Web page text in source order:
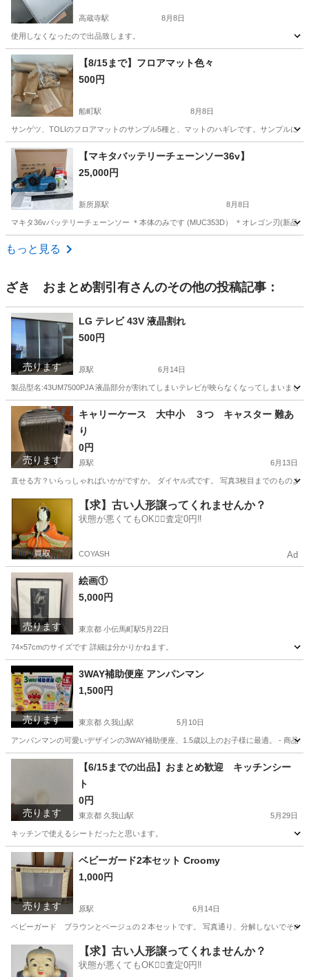
高蔵寺駅 8月8日
使用しなくなったので出品致します。
愛知 春日井市 高蔵寺駅
【8/15まで】フロアマット色々
500円
船町駅 8月8日
サンゲツ、TOLIのフロアマットのサンプル5種と、マットのハギレです。サンプルに
愛知 豊橋市 船町駅 その他 フロアマット
【マキタバッテリーチェーンソー36v】
25,000円
新所原駅 8月8日
マキタ36vバッテリーチェーンソー ＊本体のみです (MUC353D） ＊オレゴン刃(新
愛知 豊橋市
もっと見る
ざき おまとめ割引有さんのその他の投稿記事：
売ります
LG テレビ 43V 液晶割れ
500円
原駅 6月14日
製品型名:43UM7500PJA 液晶部分が割れてしまいテレビが映らなくなってしまいまし
愛知 名古屋市 原駅 カーテン、ブラインド
売ります
キャリーケース 大中小 ３つ キャスター 難あ
り
0円
原駅 6月13日
直せる方？いらっしゃればいかがですか。 ダイヤル式です。 写真3枚目までのものよ
愛知 名古屋市 原駅 その他
【求】古い人形譲ってくれませんか？
状態が悪くてもOK🙆‍♀️査定0円‼️
COYASH Ad
売ります
絵画①
5,000円
東京都 小伝馬町駅5月22日
74×57cmのサイズです 詳細は分かりかねます。
東京 千代田区 小伝馬町駅
売ります
3WAY補助便座 アンパンマン
1,500円
東京都 久我山駅 5月10日
アンパンマンの可愛いデザインの3WAY補助便座、1.5歳以上のお子様に最適。 - 商品
東京 杉並区 久我山駅 ベビー用品 補助便座
売ります
【6/15までの出品】おまとめ歓迎 キッチンシー
ト
0円
東京都 久我山駅 5月29日
キッチンで使えるシートだったと思います。
東京 杉並区 久我山駅 調理器具
売ります
ベビーガード2本セット Croomy
1,000円
原駅 6月14日
ベビーガード ブラウンとベージュの２本セットです。 写真通り、分解しないでその
名古屋市 原駅 ベビー用品
【求】古い人形譲ってくれませんか？
状態が悪くてもOK🙆‍♀️査定0円‼️